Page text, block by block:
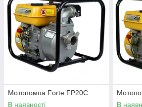
Мотопомпа Forte FP20C
В наявності
В